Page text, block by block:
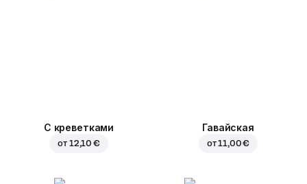
С креветками
от 12,10 €
Гавайская
от11,00 €